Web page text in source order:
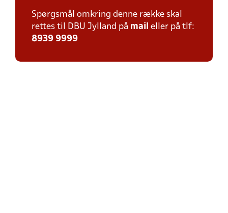
Spørgsmål omkring denne række skal
rettes til DBU Jylland på mail eller på tlf:
8939 9999